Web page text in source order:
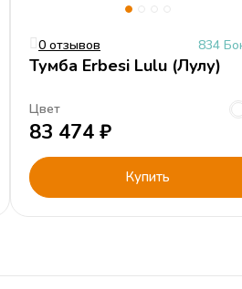
0 отзывов 834
Тумба Erbesi Lulu (Лулу)
Цвет
83 474 ₽
Купить